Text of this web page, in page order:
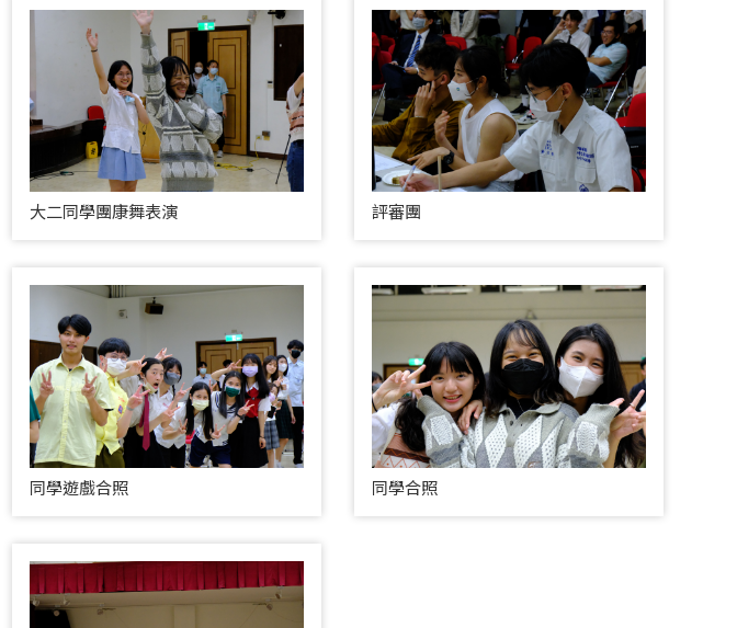
大二同學團康舞表演 評審團
同學遊戲合照 同學合照